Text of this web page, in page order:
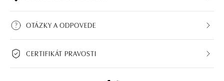
OTÁZKY A ODPOVEDE
CERTIFIKÁT PRAVOSTI